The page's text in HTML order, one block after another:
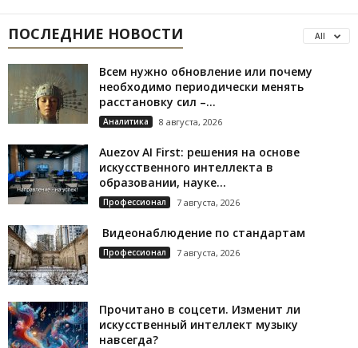
ПОСЛЕДНИЕ НОВОСТИ All
Всем нужно обновление или почему
необходимо периодически менять
расстановку сил –...
Аналитика 8 августа, 2026
Auezov AI First: решения на основе
искусственного интеллекта в
образовании, науке...
Профессионал 7 августа, 2026
Видеонаблюдение по стандартам
Профессионал 7 августа, 2026
Прочитано в соцсети. Изменит ли
искусственный интеллект музыку
навсегда?